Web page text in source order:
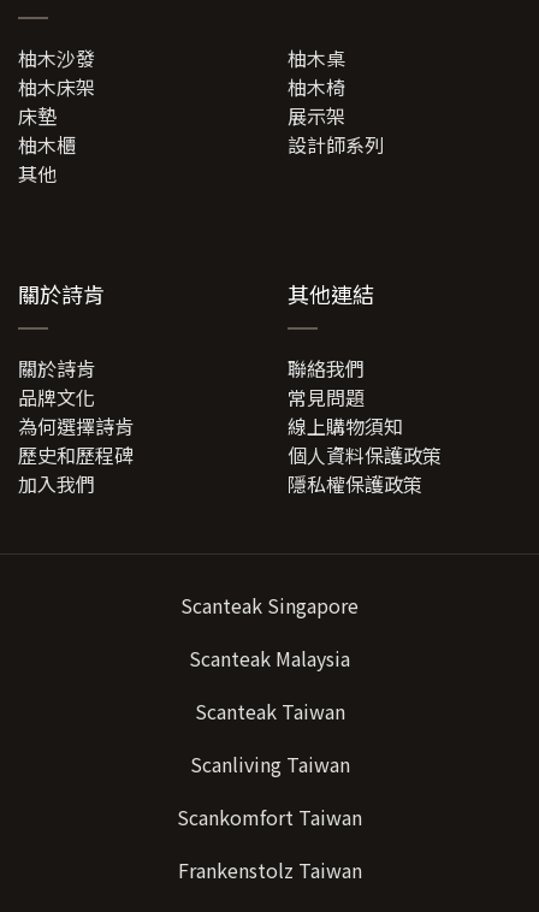
柚木沙發
柚木桌
柚木床架
柚木椅
床墊
展示架
柚木櫃
設計師系列
其他
關於詩肯
關於詩肯
品牌文化
為何選擇詩肯
歷史和歷程碑
加入我們
其他連結
聯絡我們
常見問題
線上購物須知
個人資料保護政策
隱私權保護政策
Scanteak Singapore
Scanteak Malaysia
Scanteak Taiwan
Scanliving Taiwan
Scankomfort Taiwan
Frankenstolz Taiwan